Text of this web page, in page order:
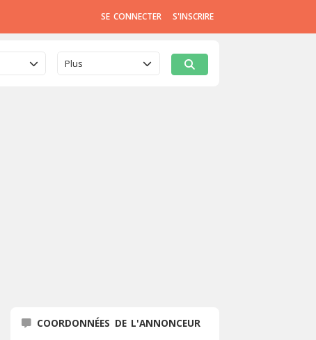
SE CONNECTER S'INSCRIRE
Plus
COORDONNÉES DE L'ANNONCEUR